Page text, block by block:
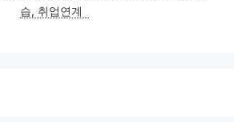
습, 취업연계